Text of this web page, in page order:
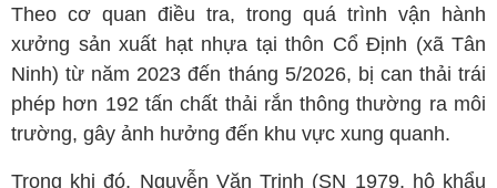
Theo cơ quan điều tra, trong quá trình vận hành
xưởng sản xuất hạt nhựa tại thôn Cổ Định (xã Tân
Ninh) từ năm 2023 đến tháng 5/2026, bị can thải trái
phép hơn 192 tấn chất thải rắn thông thường ra môi
trường, gây ảnh hưởng đến khu vực xung quanh.
Trong khi đó, Nguyễn Văn Trinh (SN 1979, hộ khẩu